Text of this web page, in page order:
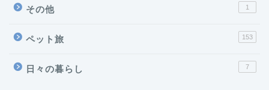
その他 1
ペット旅 153
日々の暮らし 7